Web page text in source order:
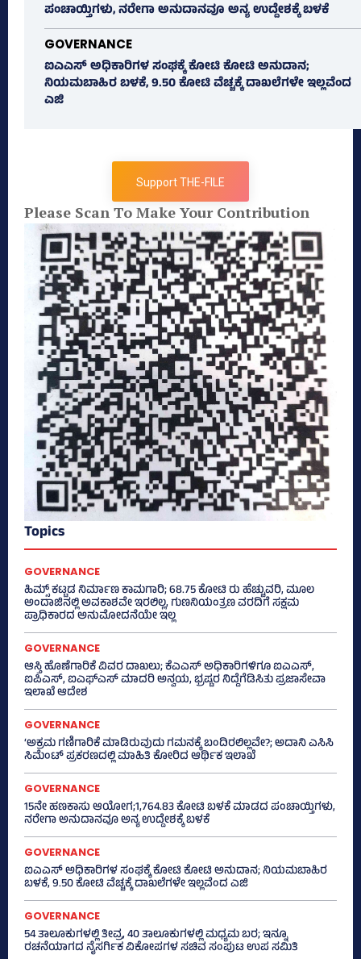
ಪಂಚಾಯ್ತಿಗಳು, ನರೇಗಾ ಅನುದಾನವೂ ಅನ್ಯ ಉದ್ದೇಶಕ್ಕೆ ಬಳಕೆ
GOVERNANCE
ಐಎಎಸ್‌ ಅಧಿಕಾರಿಗಳ ಸಂಘಕ್ಕೆ ಕೋಟಿ ಕೋಟಿ ಅನುದಾನ;
ನಿಯಮಬಾಹಿರ ಬಳಕೆ, 9.50 ಕೋಟಿ ವೆಚ್ಚಕ್ಕೆ ದಾಖಲೆಗಳೇ ಇಲ್ಲವೆಂದ
ಎಜಿ
Support THE-FILE
Please Scan To Make Your Contribution
Topics
GOVERNANCE
ಹಿಮ್ಸ್‌ ಕಟ್ಟಡ ನಿರ್ಮಾಣ ಕಾಮಗಾರಿ; 68.75 ಕೋಟಿ ರು ಹೆಚ್ಚುವರಿ, ಮೂಲ
ಅಂದಾಜಿನಲ್ಲಿ ಅವಕಾಶವೇ ಇರಲಿಲ್ಲ, ಗುಣನಿಯಂತ್ರಣ ವರದಿಗೆ ಸಕ್ಷಮ
ಪ್ರಾಧಿಕಾರದ ಅನುಮೋದನೆಯೇ ಇಲ್ಲ
GOVERNANCE
ಆಸ್ತಿ ಹೊಣೆಗಾರಿಕೆ ವಿವರ ದಾಖಲು; ಕೆಎಎಸ್ ಅಧಿಕಾರಿಗಳಿಗೂ ಐಎಎಸ್‌,
ಐಪಿಎಸ್‌, ಐಎಫ್‌ಎಸ್‌ ಮಾದರಿ ಅನ್ವಯ, ಭ್ರಷ್ಟರ ನಿದ್ದೆಗೆಡಿಸಿತು ಪ್ರಜಾಸೇವಾ
ಇಲಾಖೆ ಆದೇಶ
GOVERNANCE
‘ಅಕ್ರಮ ಗಣಿಗಾರಿಕೆ ಮಾಡಿರುವುದು ಗಮನಕ್ಕೆ ಬಂದಿರಲಿಲ್ಲವೇ?; ಅದಾನಿ ಎಸಿಸಿ
ಸಿಮೆಂಟ್ ಪ್ರಕರಣದಲ್ಲಿ ಮಾಹಿತಿ ಕೋರಿದ ಆರ್ಥಿಕ ಇಲಾಖೆ
GOVERNANCE
15ನೇ ಹಣಕಾಸು ಆಯೋಗ;1,764.83 ಕೋಟಿ ಬಳಕೆ ಮಾಡದ ಪಂಚಾಯ್ತಿಗಳು,
ನರೇಗಾ ಅನುದಾನವೂ ಅನ್ಯ ಉದ್ದೇಶಕ್ಕೆ ಬಳಕೆ
GOVERNANCE
ಐಎಎಸ್‌ ಅಧಿಕಾರಿಗಳ ಸಂಘಕ್ಕೆ ಕೋಟಿ ಕೋಟಿ ಅನುದಾನ; ನಿಯಮಬಾಹಿರ
ಬಳಕೆ, 9.50 ಕೋಟಿ ವೆಚ್ಚಕ್ಕೆ ದಾಖಲೆಗಳೇ ಇಲ್ಲವೆಂದ ಎಜಿ
GOVERNANCE
54 ತಾಲೂಕುಗಳಲ್ಲಿ ತೀವ್ರ, 40 ತಾಲೂಕುಗಳಲ್ಲಿ ಮಧ್ಯಮ ಬರ; ಇನ್ನೂ
ರಚನೆಯಾಗದ ನೈಸರ್ಗಿಕ ವಿಕೋಪಗಳ ಸಚಿವ ಸಂಪುಟ ಉಪ ಸಮಿತಿ